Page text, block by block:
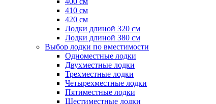
410 см
420 см
Лодки длиной 320 см
Лодки длиной 380 см
Выбор лодки по вместимости
Одноместные лодки
Двухместные лодки
Трехместные лодки
Четырехместные лодки
Пятиместные лодки
Шестиместные лодки